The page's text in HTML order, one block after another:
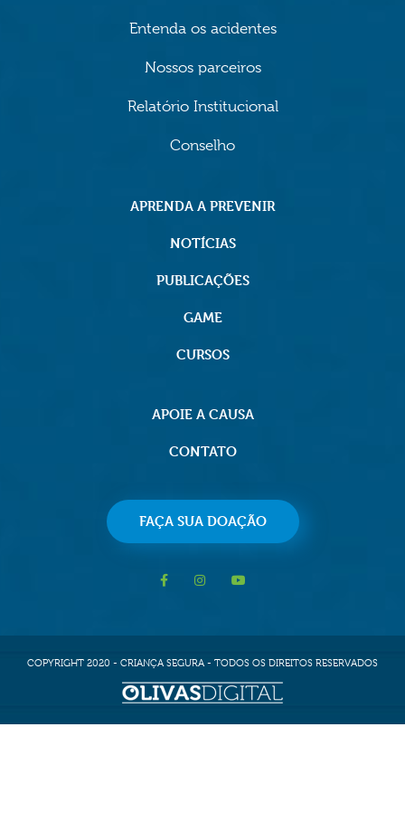
Entenda os acidentes
Nossos parceiros
Relatório Institucional
Conselho
APRENDA A PREVENIR
NOTÍCIAS
PUBLICAÇÕES
GAME
CURSOS
APOIE A CAUSA
CONTATO
FAÇA SUA DOAÇÃO
COPYRIGHT 2020 - CRIANÇA SEGURA - TODOS OS DIREITOS RESERVADOS